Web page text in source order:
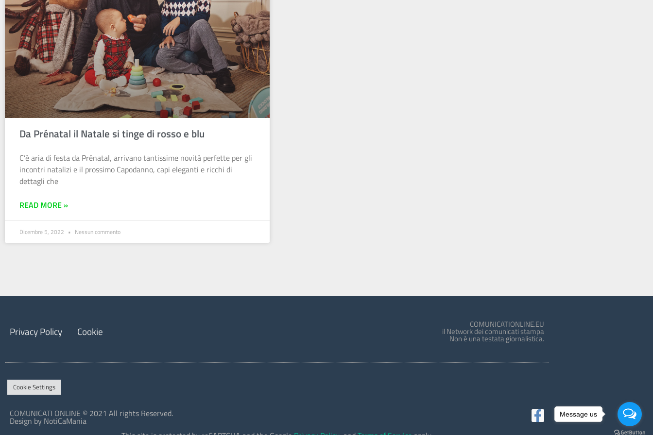
Da Prénatal il Natale si tinge di rosso e blu
C’è aria di festa da Prénatal, arrivano tantissime novità perfette per gli
incontri natalizi e il prossimo Capodanno, capi eleganti e ricchi di
dettagli che
READ MORE »
Dicembre 5, 2022 Nessun commento
Privacy Policy Cookie COMUNICATIONLINE.EU
il Network dei comunicati stampa
Non è una testata giornalistica.
Cookie Settings
COMUNICATI ONLINE © 2021 All rights Reserved.
Design by NotiCaMania
Message us